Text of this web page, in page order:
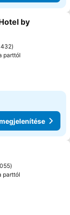
kedvencekhez
by
parttól
kedvencekhez
parttól